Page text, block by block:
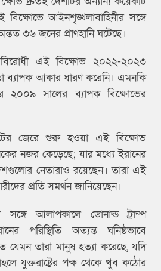
আইনশৃঙ্খলাবাহিনীর সঙ্গে
৩৬ জনের প্রাণহানি ঘটেছে।
এই বিক্ষোভ ২০২২-২০২৩
আকার ধারণ করেনি। এমনকি
২০০৯ সালের ব্যাপক বিক্ষোভের
জেরে শুরু হওয়া এই বিক্ষোভ
নজর কেড়েছে; যার মধ্যে ইরানের
দেশগুলোর নেতারাও রয়েছেন। তারা এই
প্রতি সমর্থন জানিয়েছেন।
সঙ্গে আলাপকালে ডোনাল্ড ট্রাম্প
পরিস্থিতি অত্যন্ত ঘনিষ্ঠভাবে
যেমন তারা মানুষ হত্যা করেছে, যদি
যুক্তরাষ্ট্রের পক্ষ থেকে খুব কঠোর